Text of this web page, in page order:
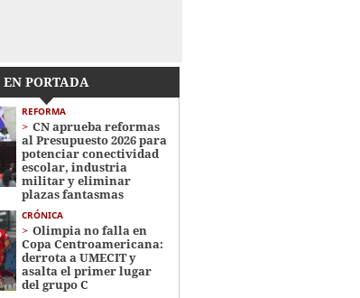
EN PORTADA
REFORMA
CN aprueba reformas
al Presupuesto 2026 para
potenciar conectividad
escolar, industria
militar y eliminar
plazas fantasmas
CRÓNICA
Olimpia no falla en
Copa Centroamericana:
derrota a UMECIT y
asalta el primer lugar
del grupo C